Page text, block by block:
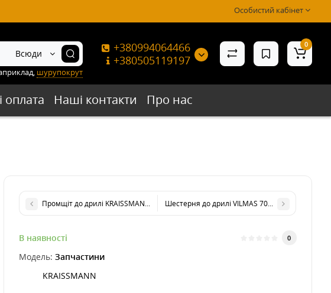
Особистий кабінет
+380994064466
+380505119197
Всюди
шурупокрут
0
оплата Наші контакти Про нас
Промщіт до дрилі KRAISSMANN 1200 DBH 16Шестерня до дрилі VILMAS 700-ID-13
В наявності 0
Модель: Запчастини
KRAISSMANN